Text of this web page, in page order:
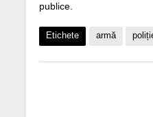
publice.
Etichete armă